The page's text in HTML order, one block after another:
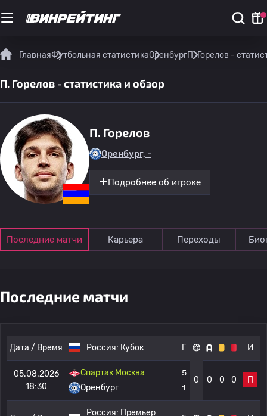
ГлавнаяФутбольная статистикаОренбургП. Горелов -
П. Горелов - статистика и обзор
П. Горелов
Оренбург, -
Подробнее об игроке
Последние матчи Карьера Переходы
Последние матчи
Дата / Время Россия: Кубок Г И
05.08.2026
18:30
Спартак Москва
Оренбург
5
1
0 0 0 0 П
Россия: Премьер